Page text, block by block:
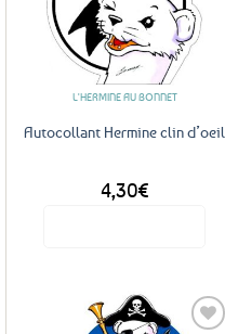
Ajouter
aux
favoris
L'HERMINE AU BONNET
Autocollant Hermine clin d’oeil
4,30€